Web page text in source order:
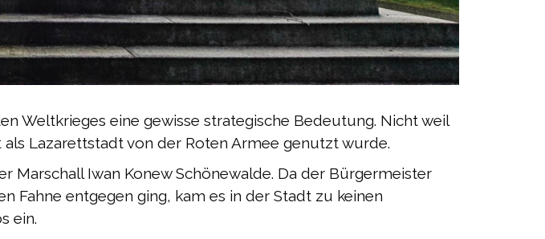
Weltkrieges eine gewisse strategische Bedeutung. Nicht weil
Lazarettstadt von der Roten Armee genutzt wurde.
Marschall Iwan Konew Schönewalde. Da der Bürgermeister
Fahne entgegen ging, kam es in der Stadt zu keinen
ein.